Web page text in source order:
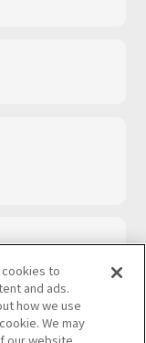
cookies to
and ads.
how we use
We may